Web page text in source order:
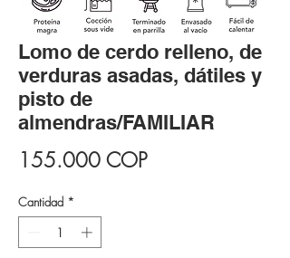
Lomo de cerdo relleno, de
verduras asadas, dátiles y
pisto de
almendras/FAMILIAR
155.000 COPPrecio
Cantidad *